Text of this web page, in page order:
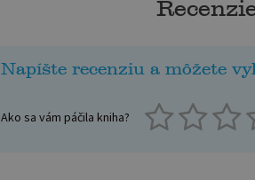
Napíšte recenziu a môžete
Ako sa vám páčila kniha?